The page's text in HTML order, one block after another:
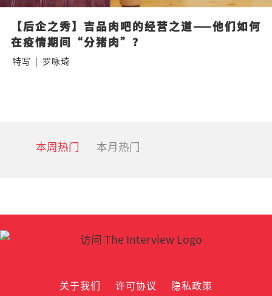
【后企之秀】吉品肉吧的经营之道——他们如何
在疫情期间“分猪肉”？
特写 | 罗咏琦
本周热门 本月热门
关于我们 许可协议
隐私政策